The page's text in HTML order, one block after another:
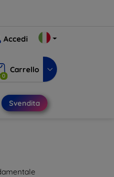
Accedi
0
Carrello
Svendita